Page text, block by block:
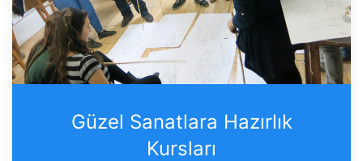
Güzel Sanatlara Hazırlık
Kursları